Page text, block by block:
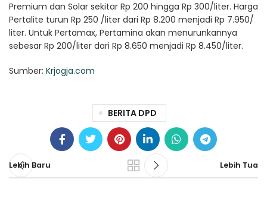
Premium dan Solar sekitar Rp 200 hingga Rp 300/liter. Harga
Pertalite turun Rp 250 /liter dari Rp 8.200 menjadi Rp 7.950/
liter. Untuk Pertamax, Pertamina akan menurunkannya
sebesar Rp 200/liter dari Rp 8.650 menjadi Rp 8.450/liter.
Sumber: Krjogja.com
BERITA DPD
Lebih Baru Lebih Tua